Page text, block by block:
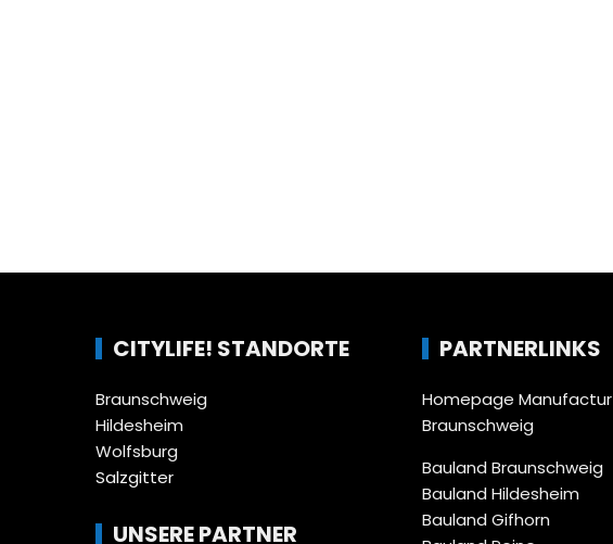
CITYLIFE! STANDORTE
Braunschweig
Hildesheim
Wolfsburg
Salzgitter
UNSERE PARTNER
PARTNERLINKS
Homepage Manufactur
Braunschweig
Bauland Braunschweig
Bauland Hildesheim
Bauland Gifhorn